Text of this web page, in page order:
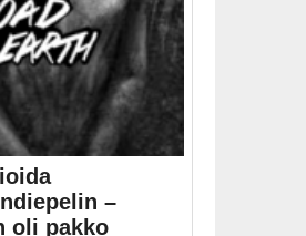
–
oli pakko